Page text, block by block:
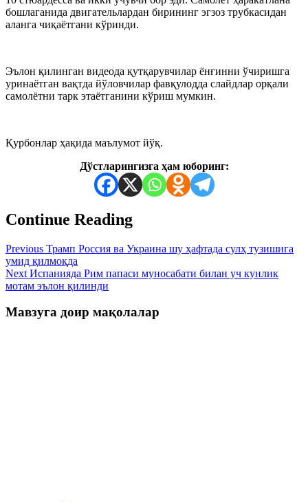
бошлаганида двигательлардан бирининг эгзоз трубкасидан
аланга чиқаётгани кўринди.
Эълон қилинган видеода қутқарувчилар ёнғинни ўчиришга
уринаётган вақтда йўловчилар фавқулодда слайдлар орқали
самолётни тарк этаётганини кўриш мумкин.
Қурбонлар ҳақида маълумот йўқ.
Дўстларингизга ҳам юборинг:
Continue Reading
Previous Трамп Россия ва Украина шу ҳафтада сулҳ тузишига
умид қилмоқда
Next Испанияда Рим папаси муносабати билан уч кунлик
мотам эълон қилинди
Мавзуга доир мақолалар